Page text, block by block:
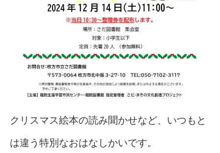
クリスマス絵本の読み聞かせなど、いつもと
は違う特別なおはなしかいです。